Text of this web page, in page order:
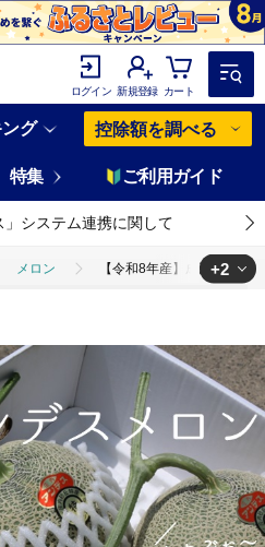
ログイン 新規登録 カート
グ 控除額を調べる
特集 ご利用ガイド
」システム連携に関して
メロン 【令和8年産】成澤さん
【令和8年産】成澤さんのアンデ
+2